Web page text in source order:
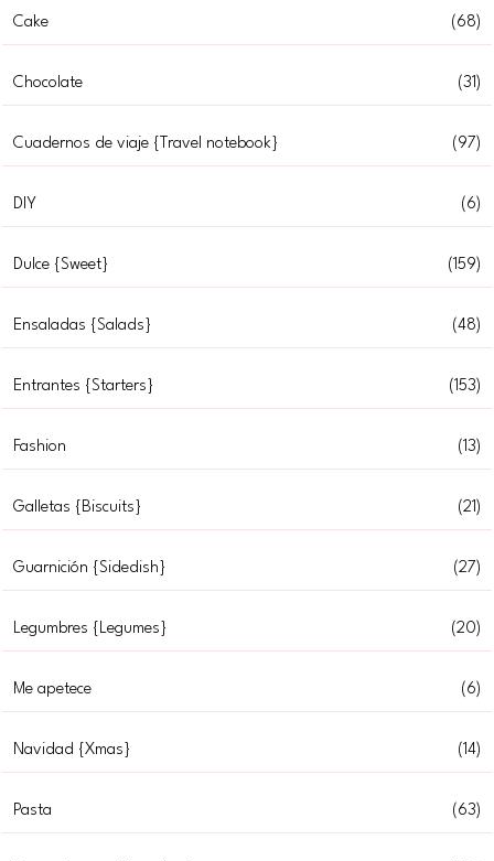
Cake (68)
Chocolate (31)
Cuadernos de viaje {Travel notebook} (97)
DIY (6)
Dulce {Sweet} (159)
Ensaladas {Salads} (48)
Entrantes {Starters} (153)
Fashion (13)
Galletas {Biscuits} (21)
Guarnición {Sidedish} (27)
Legumbres {Legumes} (20)
Me apetece (6)
Navidad {Xmas} (14)
Pasta (63)